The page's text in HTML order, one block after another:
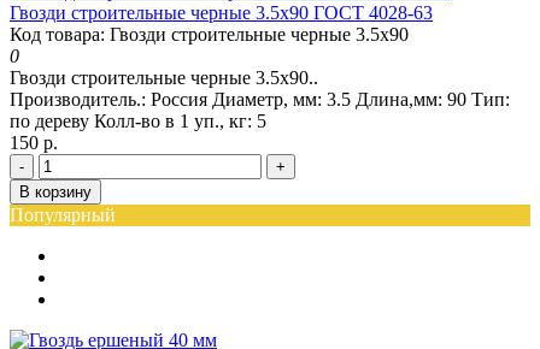
Гвозди строительные черные 3.5x90 ГОСТ 4028-63
Код товара: Гвозди строительные черные 3.5x90
0
Гвозди строительные черные 3.5x90..
Производитель.: Россия Диаметр, мм: 3.5 Длина,мм: 90 Тип:
по дереву Колл-во в 1 уп., кг: 5
150 р.
-
+
В корзину
Популярный